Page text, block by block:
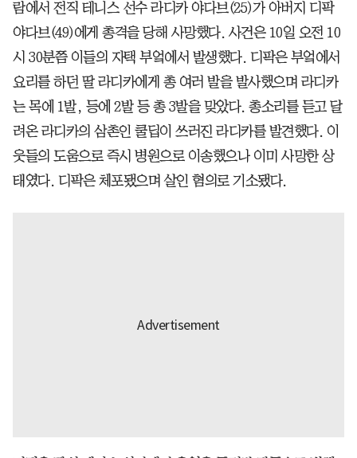
람에서 전직 테니스 선수 라디카 야다브(25)가 아버지 디팍
야다브(49)에게 총격을 당해 사망했다. 사건은 10일 오전 10
시 30분쯤 이들의 자택 부엌에서 발생했다. 디팍은 부엌에서
요리를 하던 딸 라디카에게 총 여러 발을 발사했으며 라디카
는 목에 1발, 등에 2발 등 총 3발을 맞았다. 총소리를 듣고 달
려온 라디카의 삼촌인 쿨딥이 쓰러진 라디카를 발견했다. 이
웃들의 도움으로 즉시 병원으로 이송했으나 이미 사망한 상
태였다. 디팍은 체포됐으며 살인 혐의로 기소됐다.